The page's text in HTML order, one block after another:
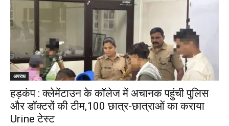
अपराध
हड़कंप : क्लेमेंटाउन के कॉलेज में अचानक पहुंची पुलिस
और डॉक्टरों की टीम,100 छात्र-छात्राओं का कराया
Urine टेस्ट